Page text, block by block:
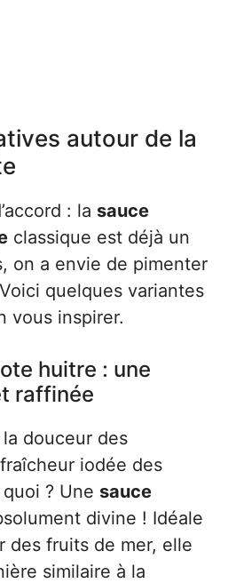
autour de la
: la sauce
classique est déjà un
on a envie de pimenter
quelques variantes
vous inspirer.
huitre : une
raffinée
douceur des
iodée des
? Une sauce
divine ! Idéale
des fruits de mer, elle
similaire à la